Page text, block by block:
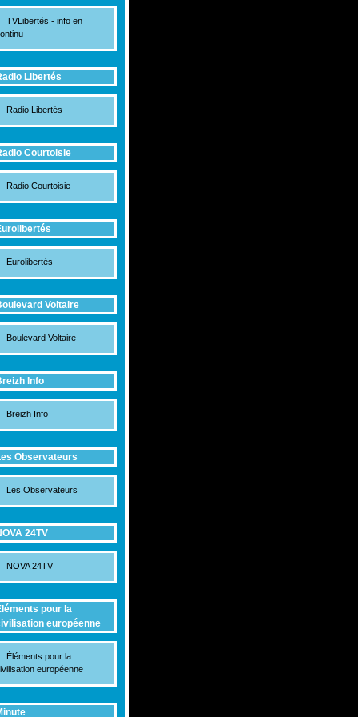
TVLibertés - info en
Libertés
Radio Libertés
Courtoisie
Radio Courtoisie
Eurolibertés
Voltaire
Boulevard Voltaire
Info
Breizh Info
Observateurs
Les Observateurs
24TV
NOVA 24TV
pour la
européenne
Éléments pour la
européenne